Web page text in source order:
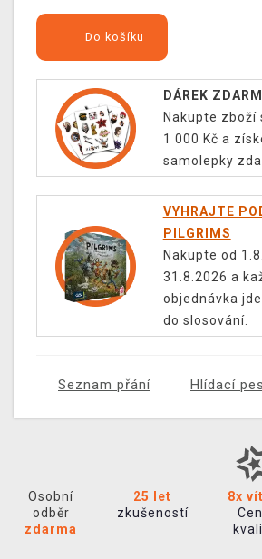
Do košíku
DÁREK
Nakupte zboží
1 000 Kč a
samolepky
VYHRAJTE
PILGRIMS
Nakupte od
31.8.2026 a
objednávka
do slosování.
Seznam přání Hlídací pes
Osobní
odběr
zdarma
25 let
zkušeností
8x